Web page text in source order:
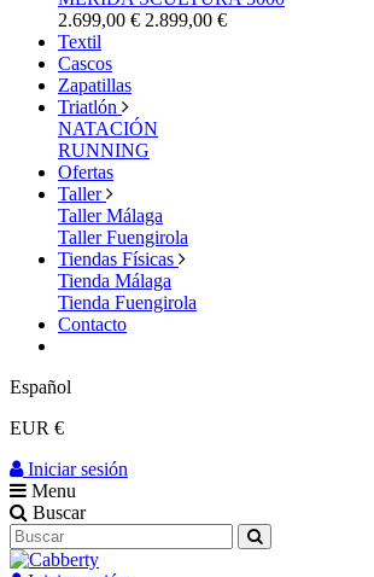
2.699,00 € 2.899,00 €
Textil
Cascos
Zapatillas
Triatlón
NATACIÓN
RUNNING
Ofertas
Taller
Taller Málaga
Taller Fuengirola
Tiendas Físicas
Tienda Málaga
Tienda Fuengirola
Contacto
Español
EUR €
Iniciar sesión
Menu
Buscar